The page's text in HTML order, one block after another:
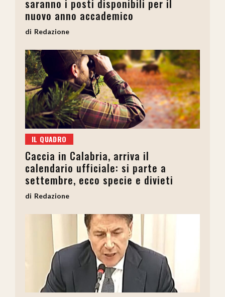
saranno i posti disponibili per il
nuovo anno accademico
Redazione
IL QUADRO
Caccia in Calabria, arriva il
calendario ufficiale: si parte a
settembre, ecco specie e divieti
Redazione